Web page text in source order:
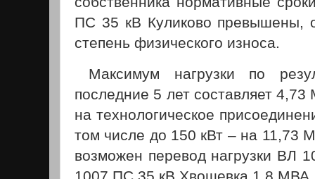
ПС 35 кВ Куликово превышены,
степень физического износа.
Максимум нагрузки по
последние 5 лет составляет
на технологическое
том числе до 150 кВт – на 11,73
возможен перевод нагрузки ВЛ
1007 ПС 35 кВ Хвощевка 1,8